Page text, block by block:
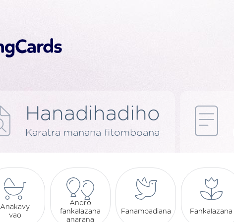
Hanadihadiho
Karatra manana fitomboana
Anakavy
vao
Andro
fankalazana
anarana
Fanambadiana Fankalazana